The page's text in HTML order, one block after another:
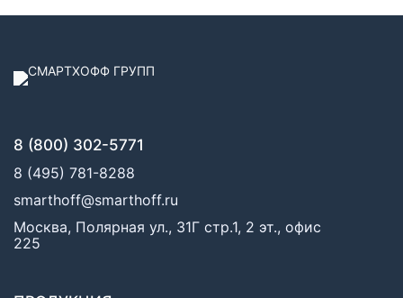
8 (800) 302-5771
8 (495) 781-8288
smarthoff@smarthoff.ru
Москва, Полярная ул., 31Г стр.1, 2 эт., офис
225